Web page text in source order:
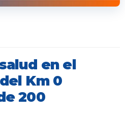
en el
Km 0
200